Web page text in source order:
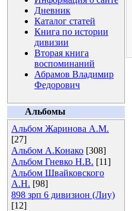
Дневник
Каталог статей
Книга по истории
дивизии
Вторая книга
воспоминаний
Абрамов Владимир
Федорович
Альбомы
Альбом Жаринова А.М.
[27]
Альбом А.Конако [308]
Альбом Гневко Н.В. [11]
Альбом Швайковского
А.Н. [98]
898 зрп 6 дивизион (Лиу)
[12]